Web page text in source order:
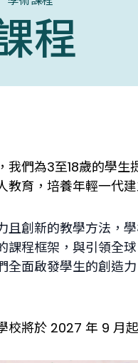
程
我們為3至18歲的學生
教育，培養年輕一代
且創新的教學方法，
課程框架，與引領全
全面啟發學生的創造
校將於 2027 年 9 月